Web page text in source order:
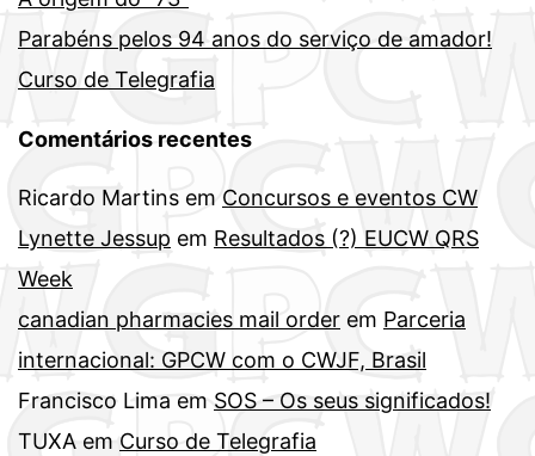
Parabéns pelos 94 anos do serviço de amador!
Curso de Telegrafia
Comentários recentes
Ricardo Martins em Concursos e eventos CW
Lynette Jessup em Resultados (?) EUCW QRS
Week
canadian pharmacies mail order em Parceria
internacional: GPCW com o CWJF, Brasil
Francisco Lima em SOS – Os seus significados!
TUXA em Curso de Telegrafia